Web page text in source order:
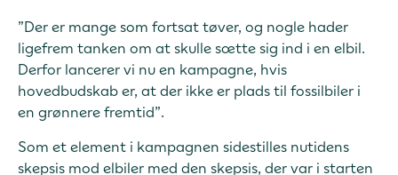
”Der er mange som fortsat tøver, og nogle hader
ligefrem tanken om at skulle sætte sig ind i en elbil.
Derfor lancerer vi nu en kampagne, hvis
hovedbudskab er, at der ikke er plads til fossilbiler i
en grønnere fremtid”.
Som et element i kampagnen sidestilles nutidens
skepsis mod elbiler med den skepsis, der var i starten